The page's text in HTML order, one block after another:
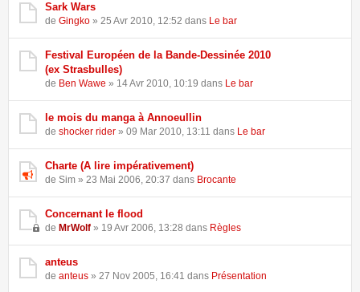
Sark Wars
de Gingko » 25 Avr 2010, 12:52 dans Le bar
Festival Européen de la Bande-Dessinée 2010
(ex Strasbulles)
de Ben Wawe » 14 Avr 2010, 10:19 dans Le bar
le mois du manga à Annoeullin
de shocker rider » 09 Mar 2010, 13:11 dans Le bar
Charte (A lire impérativement)
de Sim » 23 Mai 2006, 20:37 dans Brocante
Concernant le flood
de MrWolf » 19 Avr 2006, 13:28 dans Règles
anteus
de anteus » 27 Nov 2005, 16:41 dans Présentation